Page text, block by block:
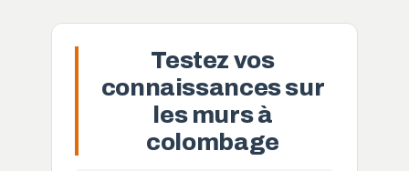
Testez vos
connaissances sur
les murs à
colombage